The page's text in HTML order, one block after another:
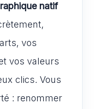
natif
vos
vos valeurs
clics. Vous
: renommer